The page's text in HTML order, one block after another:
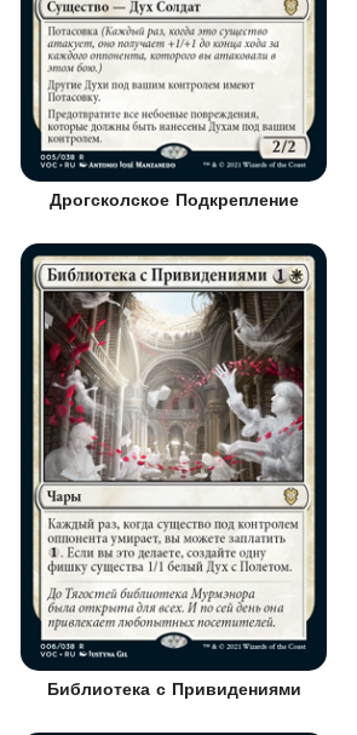
Дрогсколское Подкрепление
Библиотека с Привидениями